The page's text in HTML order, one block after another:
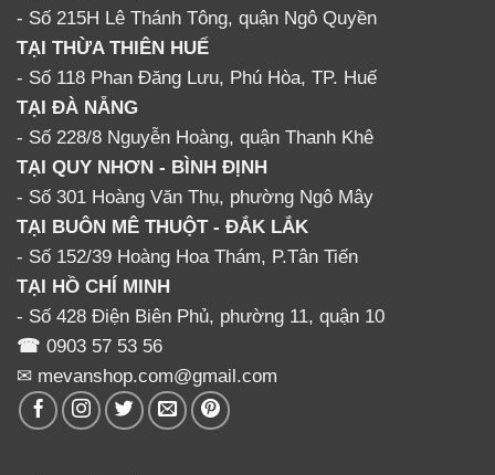
- Số 215H Lê Thánh Tông, quận Ngô Quyền
TẠI THỪA THIÊN HUẾ
- Số 118 Phan Đăng Lưu, Phú Hòa, TP. Huế
TẠI ĐÀ NẴNG
- Số 228/8 Nguyễn Hoàng, quận Thanh Khê
TẠI QUY NHƠN - BÌNH ĐỊNH
- Số 301 Hoàng Văn Thụ, phường Ngô Mây
TẠI BUÔN MÊ THUỘT - ĐẮK LẮK
- Số 152/39 Hoàng Hoa Thám, P.Tân Tiến
TẠI HỒ CHÍ MINH
- Số 428 Điện Biên Phủ, phường 11, quận 10
☎ 0903 57 53 56
✉ mevanshop.com@gmail.com